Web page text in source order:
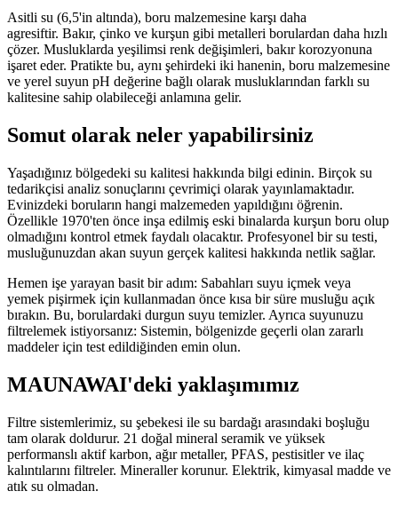
Asitli su (6,5'in altında), boru malzemesine karşı daha
agresiftir. Bakır, çinko ve kurşun gibi metalleri borulardan daha hızlı
çözer. Musluklarda yeşilimsi renk değişimleri, bakır korozyonuna
işaret eder. Pratikte bu, aynı şehirdeki iki hanenin, boru malzemesine
ve yerel suyun pH değerine bağlı olarak musluklarından farklı su
kalitesine sahip olabileceği anlamına gelir.
Somut olarak neler yapabilirsiniz
Yaşadığınız bölgedeki su kalitesi hakkında bilgi edinin. Birçok su
tedarikçisi analiz sonuçlarını çevrimiçi olarak yayınlamaktadır.
Evinizdeki boruların hangi malzemeden yapıldığını öğrenin.
Özellikle 1970'ten önce inşa edilmiş eski binalarda kurşun boru olup
olmadığını kontrol etmek faydalı olacaktır. Profesyonel bir su testi,
musluğunuzdan akan suyun gerçek kalitesi hakkında netlik sağlar.
Hemen işe yarayan basit bir adım: Sabahları suyu içmek veya
yemek pişirmek için kullanmadan önce kısa bir süre musluğu açık
bırakın. Bu, borulardaki durgun suyu temizler. Ayrıca suyunuzu
filtrelemek istiyorsanız: Sistemin, bölgenizde geçerli olan zararlı
maddeler için test edildiğinden emin olun.
MAUNAWAI'deki yaklaşımımız
Filtre sistemlerimiz, su şebekesi ile su bardağı arasındaki boşluğu
tam olarak doldurur. 21 doğal mineral seramik ve yüksek
performanslı aktif karbon, ağır metaller, PFAS, pestisitler ve ilaç
kalıntılarını filtreler. Mineraller korunur. Elektrik, kimyasal madde ve
atık su olmadan.